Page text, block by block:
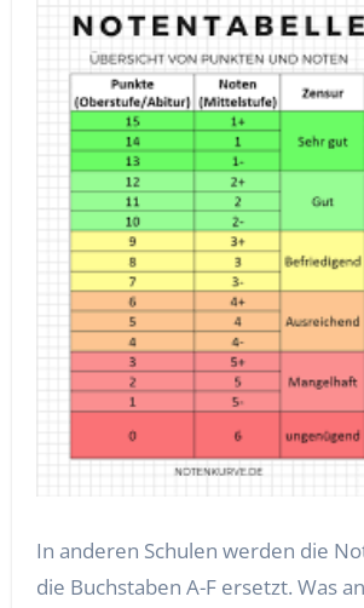
In anderen Schulen werden die
die Buchstaben A-F ersetzt. Was